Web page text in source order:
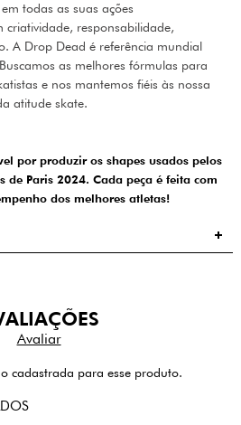
todas as suas ações
criatividade, responsabilidade,
A Drop Dead é referência mundial
as melhores fórmulas para
e nos mantemos fiéis às nossa
atitude skate.
por produzir os shapes usados pelos
Paris 2024. Cada peça é feita com
dos melhores atletas!
cadastrada para esse produto.